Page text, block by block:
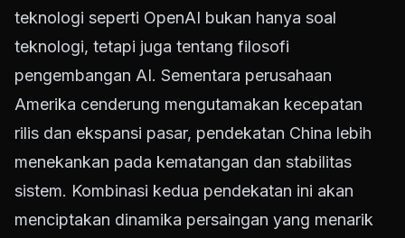
teknologi seperti OpenAI bukan hanya soal
teknologi, tetapi juga tentang filosofi
pengembangan AI. Sementara perusahaan
Amerika cenderung mengutamakan kecepatan
rilis dan ekspansi pasar, pendekatan China lebih
menekankan pada kematangan dan stabilitas
sistem. Kombinasi kedua pendekatan ini akan
menciptakan dinamika persaingan yang menarik